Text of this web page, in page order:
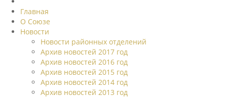
Главная
О Союзе
Новости
Новости районных отделений
Архив новостей 2017 год
Архив новостей 2016 год
Архив новостей 2015 год
Архив новостей 2014 год
Архив новостей 2013 год